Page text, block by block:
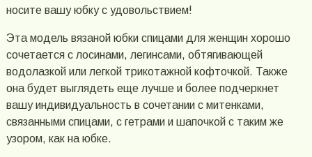
носите вашу юбку с удовольствием!
Эта модель вязаной юбки спицами для женщин хорошо
сочетается с лосинами, легинсами, обтягивающей
водолазкой или легкой трикотажной кофточкой. Также
она будет выглядеть еще лучше и более подчеркнет
вашу индивидуальность в сочетании с митенками,
связанными спицами, с гетрами и шапочкой с таким же
узором, как на юбке.